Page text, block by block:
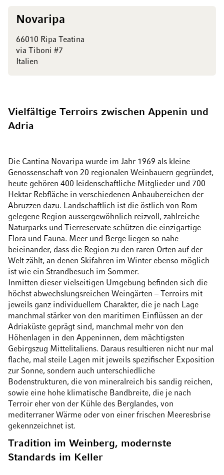
Novaripa
66010 Ripa Teatina
via Tiboni #7
Italien
Vielfältige Terroirs zwischen Appenin und
Adria
Die Cantina Novaripa wurde im Jahr 1969 als kleine
Genossenschaft von 20 regionalen Weinbauern gegründet,
heute gehören 400 leidenschaftliche Mitglieder und 700
Hektar Rebfläche in verschiedenen Anbaubereichen der
Abruzzen dazu. Landschaftlich ist die östlich von Rom
gelegene Region aussergewöhnlich reizvoll, zahlreiche
Naturparks und Tierreservate schützen die einzigartige
Flora und Fauna. Meer und Berge liegen so nahe
beieinander, dass die Region zu den raren Orten auf der
Welt zählt, an denen Skifahren im Winter ebenso möglich
ist wie ein Strandbesuch im Sommer.
Inmitten dieser vielseitigen Umgebung befinden sich die
höchst abwechslungsreichen Weingärten – Terroirs mit
jeweils ganz individuellem Charakter, die je nach Lage
manchmal stärker von den maritimen Einflüssen an der
Adriaküste geprägt sind, manchmal mehr von den
Höhenlagen in den Appeninnen, dem mächtigsten
Gebirgszug Mittelitaliens. Daraus resultieren nicht nur mal
flache, mal steile Lagen mit jeweils spezifischer Exposition
zur Sonne, sondern auch unterschiedliche
Bodenstrukturen, die von mineralreich bis sandig reichen,
sowie eine hohe klimatische Bandbreite, die je nach
Terroir eher von der Kühle des Berglandes, von
mediterraner Wärme oder von einer frischen Meeresbrise
gekennzeichnet ist.
Tradition im Weinberg, modernste
Standards im Keller